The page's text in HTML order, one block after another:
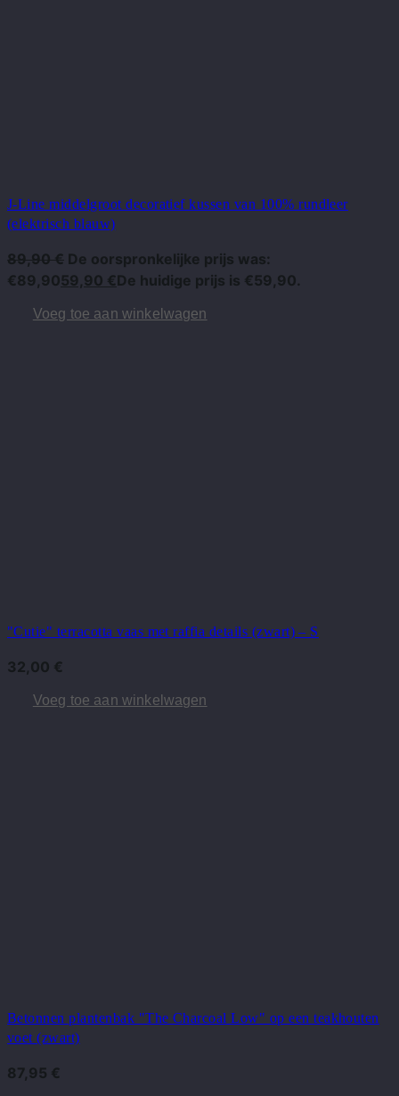
J-Line middelgroot decoratief kussen van 100% rundleer
(elektrisch blauw)
89,90€ De oorspronkelijke prijs was:
€89,9059,90 €De huidige prijs is €59,90.
Voeg toe aan winkelwagen
"Cutie" terracotta vaas met raffia details (zwart) – S
32,00 €
Voeg toe aan winkelwagen
Betonnen plantenbak "The Charcoal Low" op een teakhouten
voet (zwart)
87,95 €